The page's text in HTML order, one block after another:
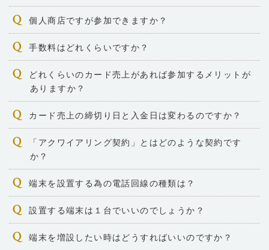
個人商店ですが参加できますか？
手数料はどれくらいですか？
どれくらいのカード売上があれば参加するメリットが
ありますか？
カード売上の締切り日と入金日は変わるのですか？
「アクワイアリング契約」とはどのような契約です
か？
端末を設置する為の電話回線の種類は？
設置する端末は１台でいいのでしょうか？
端末を増設したい時はどうすればいいのですか？